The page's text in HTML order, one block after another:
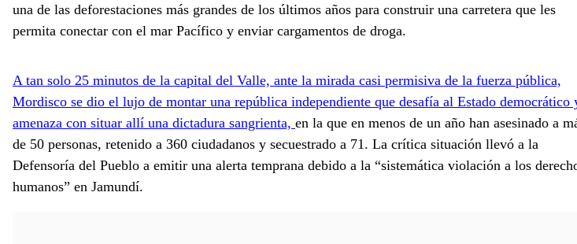
una de las deforestaciones más grandes de los últimos años para construir una carretera que les
permita conectar con el mar Pacífico y enviar cargamentos de droga.
A tan solo 25 minutos de la capital del Valle, ante la mirada casi permisiva de la fuerza pública,
Mordisco se dio el lujo de montar una república independiente que desafía al Estado democrático
amenaza con situar allí una dictadura sangrienta, en la que en menos de un año han asesinado a
de 50 personas, retenido a 360 ciudadanos y secuestrado a 71. La crítica situación llevó a la
Defensoría del Pueblo a emitir una alerta temprana debido a la “sistemática violación a los
humanos” en Jamundí.